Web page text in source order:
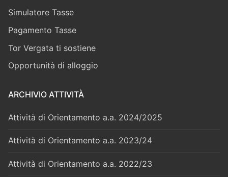
Simulatore Tasse
Pagamento Tasse
Tor Vergata ti sostiene
Opportunità di alloggio
ARCHIVIO ATTIVITÀ
Attività di Orientamento a.a. 2024/2025
Attività di Orientamento a.a. 2023/24
Attività di Orientamento a.a. 2022/23